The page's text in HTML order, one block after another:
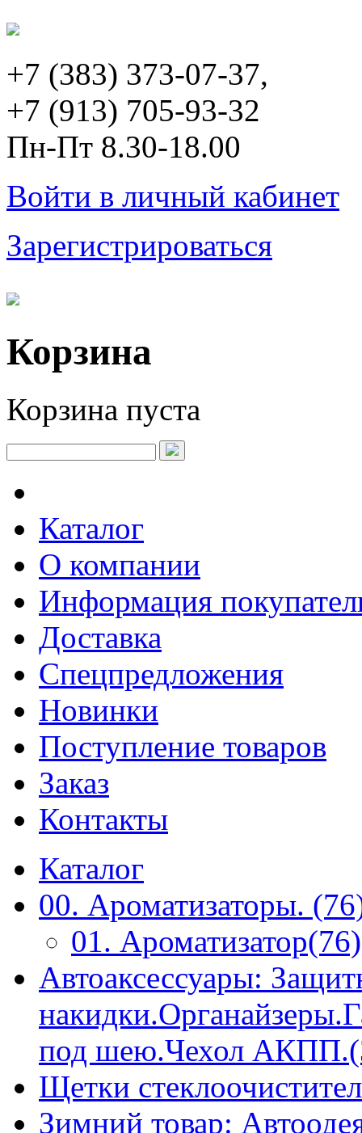
+7 (383) 373-07-37,
+7 (913) 705-93-32
Пн-Пт 8.30-18.00
Войти в личный кабинет
Зарегистрироваться
Корзина
Корзина пуста
Каталог
О компании
Информация
Доставка
Спецпредложения
Новинки
Поступление товаров
Заказ
Контакты
Каталог
00. Ароматизаторы.
01. Ароматизатор(76)
Автоаксессуары:
под шею.Чехол
Щетки
Зимний товар: